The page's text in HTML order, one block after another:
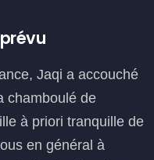
Jaqi a accouché
chamboulé de
à priori tranquille de
en général à